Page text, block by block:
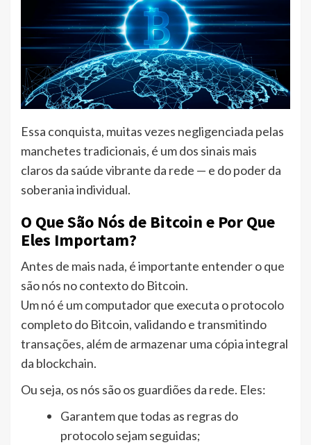
Essa conquista, muitas vezes negligenciada pelas
manchetes tradicionais, é um dos sinais mais
claros da saúde vibrante da rede — e do poder da
soberania individual.
O Que São Nós de Bitcoin e Por Que
Eles Importam?
Antes de mais nada, é importante entender o que
são nós no contexto do Bitcoin.
Um nó é um computador que executa o protocolo
completo do Bitcoin, validando e transmitindo
transações, além de armazenar uma cópia integral
da blockchain.
Ou seja, os nós são os guardiões da rede. Eles:
Garantem que todas as regras do
protocolo sejam seguidas;